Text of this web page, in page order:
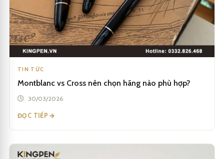
TIN TỨC
Montblanc vs Cross nên chọn hãng nào phù hợp?
30/03/2026
ĐỌC TIẾP